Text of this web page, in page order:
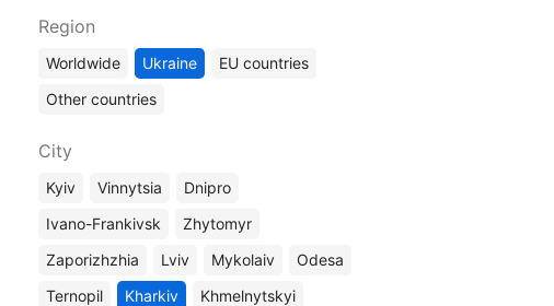
Region
Worldwide Ukraine
EU countries
Other countries
City
Kyiv Vinnytsia
Dnipro
Ivano-Frankivsk
Zhytomyr
Zaporizhzhia
Lviv Mykolaiv
Odesa
Ternopil
Kharkiv
Khmelnytskyi